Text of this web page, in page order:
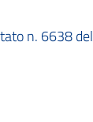
n. 6638